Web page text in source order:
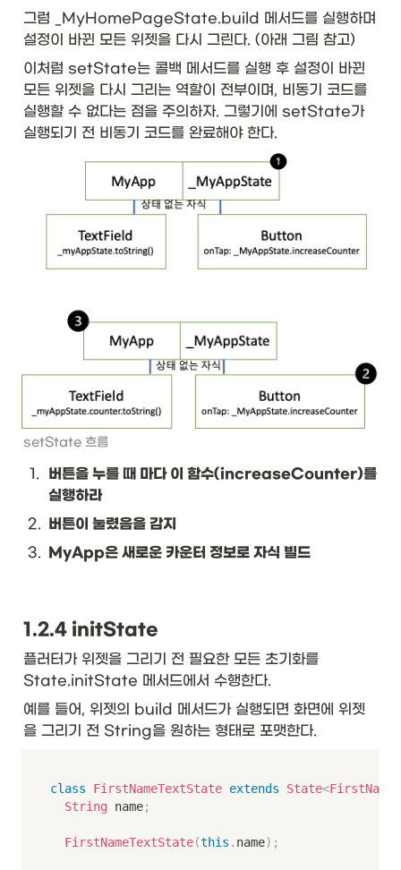
그럼 _MyHomePageState.build 메서드를 실행하며
설정이 바뀐 모든 위젯을 다시 그린다. (아래 그림 참고)
이처럼 setState는 콜백 메서드를 실행 후 설정이 바뀐
모든 위젯을 다시 그리는 역할이 전부이며, 비동기 코드를
실행할 수 없다는 점을 주의하자. 그렇기에 setState가
실행되기 전 비동기 코드를 완료해야 한다.
setState 흐름
1.
버튼을 누를 때 마다 이 함수(increaseCounter)를
실행하라
2. 버튼이 눌렸음을 감지
3. MyApp은 새로운 카운터 정보로 자식 빌드
1.2.4 initState
플러터가 위젯을 그리기 전 필요한 모든 초기화를
State.initState 메서드에서 수행한다.
예를 들어, 위젯의 build 메서드가 실행되면 화면에 위젯
을 그리기 전 String을 원하는 형태로 포맷한다.
class FirstNameTextState extends State<
String name;
FirstNameTextState(this . name) ;